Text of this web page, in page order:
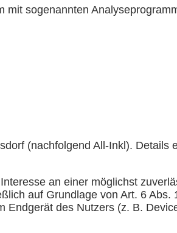
mit sogenannten
(nachfolgend All-Inkl). Details
an einer möglichst
auf Grundlage von Art. 6 Abs.
Endgerät des Nutzers (z. B.